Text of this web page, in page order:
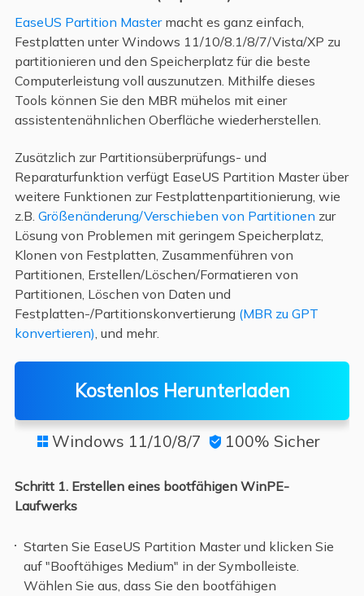
EaseUS Partition Mastermacht es ganz einfach,
Festplatten unter Windows 11/10/8.1/8/7/Vista/XP zu
partitionieren und den Speicherplatz für die beste
Computerleistung voll auszunutzen. Mithilfe dieses
Tools können Sie den MBR mühelos mit einer
assistentenähnlichen Oberfläche wiederherstellen.
Zusätzlich zur Partitionsüberprüfungs- und
Reparaturfunktion verfügt EaseUS Partition Master über
weitere Funktionen zur Festplattenpartitionierung, wie
z.B. Größenänderung/Verschieben von Partitionen zur
Lösung von Problemen mit geringem Speicherplatz,
Klonen von Festplatten, Zusammenführen von
Partitionen, Erstellen/Löschen/Formatieren von
Partitionen, Löschen von Daten und
Festplatten-/Partitionskonvertierung (MBR zu GPT
konvertieren), und mehr.
Kostenlos Herunterladen
 Windows 11/10/8/7  100% Sicher
Schritt 1. Erstellen eines bootfähigen WinPE-
Laufwerks
Starten Sie EaseUS Partition Master und klicken Sie
auf "Booftähiges Medium" in der Symbolleiste.
Wählen Sie aus, dass Sie den bootfähigen